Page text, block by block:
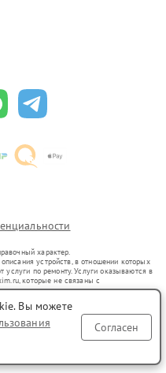
характер.
устройств, в отношении которых
по ремонту. Услуги оказываются в
которые не связаны с
представителями.
в гражданский оборот в соответствии
индивидуализации услуг или введения
о предоставляемых услугах по
офертой, определяемой
Вы можете
Согласен